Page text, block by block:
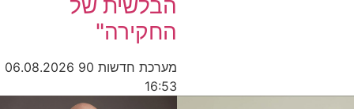
הבלשית של
החקירה"
מערכת חדשות 90
06.08.2026
16:53